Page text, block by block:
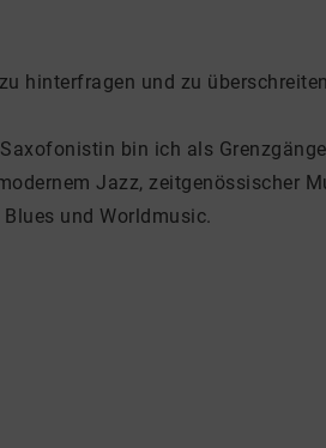
hinterfragen und zu
bin ich als
Jazz, zeitgenössischer
und Worldmusic.